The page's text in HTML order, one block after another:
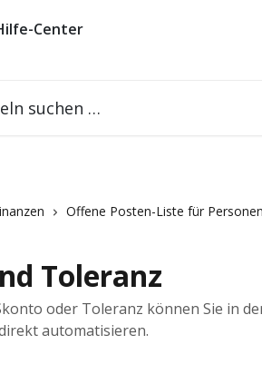
Offene Posten-Liste für
Toleranz
oder Toleranz können Sie in
automatisieren.